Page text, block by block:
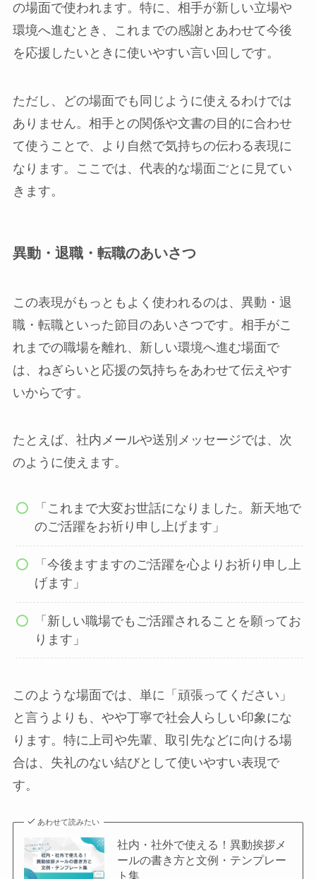
の場面で使われます。特に、相手が新しい立場や
環境へ進むとき、これまでの感謝とあわせて今後
を応援したいときに使いやすい言い回しです。
ただし、どの場面でも同じように使えるわけでは
ありません。相手との関係や文書の目的に合わせ
て使うことで、より自然で気持ちの伝わる表現に
なります。ここでは、代表的な場面ごとに見てい
きます。
異動・退職・転職のあいさつ
この表現がもっともよく使われるのは、異動・退
職・転職といった節目のあいさつです。相手がこ
れまでの職場を離れ、新しい環境へ進む場面で
は、ねぎらいと応援の気持ちをあわせて伝えやす
いからです。
たとえば、社内メールや送別メッセージでは、次
のように使えます。
「これまで大変お世話になりました。新天地で
のご活躍をお祈り申し上げます」
「今後ますますのご活躍を心よりお祈り申し上
げます」
「新しい職場でもご活躍されることを願ってお
ります」
このような場面では、単に「頑張ってください」
と言うよりも、やや丁寧で社会人らしい印象にな
ります。特に上司や先輩、取引先などに向ける場
合は、失礼のない結びとして使いやすい表現で
す。
あわせて読みたい
社内・社外で使える！異動挨拶メ
ールの書き方と文例・テンプレー
ト集